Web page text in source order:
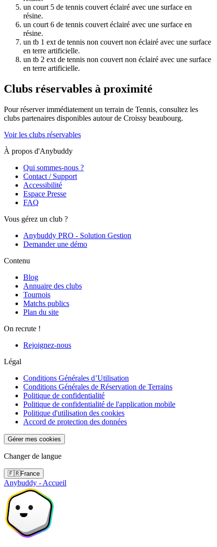
un court 5 de tennis couvert éclairé avec une surface en
résine.
un court 6 de tennis couvert éclairé avec une surface en
résine.
un tb 1 ext de tennis non couvert non éclairé avec une surface
en terre artificielle.
un tb 2 ext de tennis non couvert non éclairé avec une surface
en terre artificielle.
Clubs réservables à proximité
Pour réserver immédiatement un terrain de Tennis, consultez les
clubs partenaires disponibles autour de Croissy beaubourg.
Voir les clubs réservables
À propos d'Anybuddy
Qui sommes-nous ?
Contact / Support
Accessibilité
Espace Presse
FAQ
Vous gérez un club ?
Anybuddy PRO - Solution Gestion
Demander une démo
Contenu
Blog
Annuaire des clubs
Tournois
Matchs publics
Plan du site
On recrute !
Rejoignez-nous
Légal
Conditions Générales d’Utilisation
Conditions Générales de Réservation de Terrains
Politique de confidentialité
Politique de confidentialité de l'application mobile
Politique d'utilisation des cookies
Accord de protection des données
Gérer mes cookies
Changer de langue
🇫🇷France
Anybuddy - Accueil